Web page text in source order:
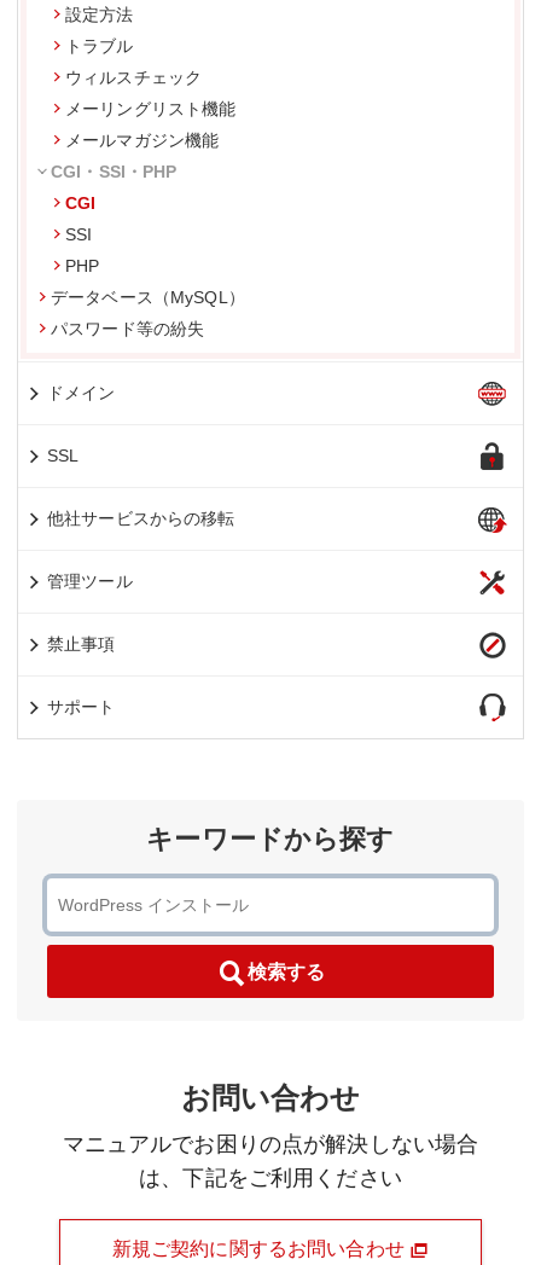
設定方法
トラブル
ウィルスチェック
メーリングリスト機能
メールマガジン機能
CGI・SSI・PHP
CGI
SSI
PHP
データベース（MySQL）
パスワード等の紛失
ドメイン
SSL
他社サービスからの移転
管理ツール
禁止事項
サポート
キーワードから探す
検索する
お問い合わせ
マニュアルでお困りの点が解決しない場合
は、下記をご利用ください
新規ご契約に関するお問い合わせ